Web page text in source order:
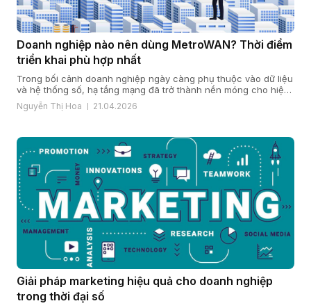
Doanh nghiệp nào nên dùng MetroWAN? Thời điểm
triển khai phù hợp nhất
Trong bối cảnh doanh nghiệp ngày càng phụ thuộc vào dữ liệu
và hệ thống số, hạ tầng mạng đã trở thành nền móng cho hiệu
quả vận hành và năng lực cạnh tranh. Khi quy mô mở rộng, chi
nhánh gia tăng và yêu cầu bảo mật, ổn định ngày càng cao,
Nguyễn Thị Hoa 21.04.2026
Giải pháp marketing hiệu quả cho doanh nghiệp
trong thời đại số